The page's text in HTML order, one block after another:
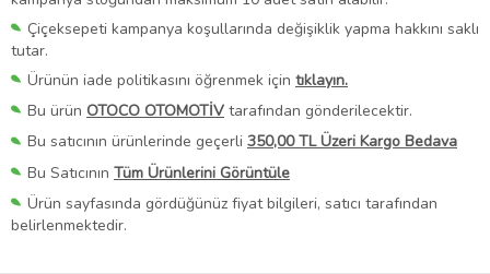
Çiçeksepeti kampanya koşullarında değişiklik yapma hakkını saklı
tutar.
Ürünün iade politikasını öğrenmek için tıklayın.
Bu ürün OTOCO OTOMOTİV tarafından gönderilecektir.
Bu satıcının ürünlerinde geçerli 350,00 TL Üzeri Kargo Bedava
Bu Satıcının Tüm Ürünlerini Görüntüle
Ürün sayfasında gördüğünüz fiyat bilgileri, satıcı tarafından
belirlenmektedir.